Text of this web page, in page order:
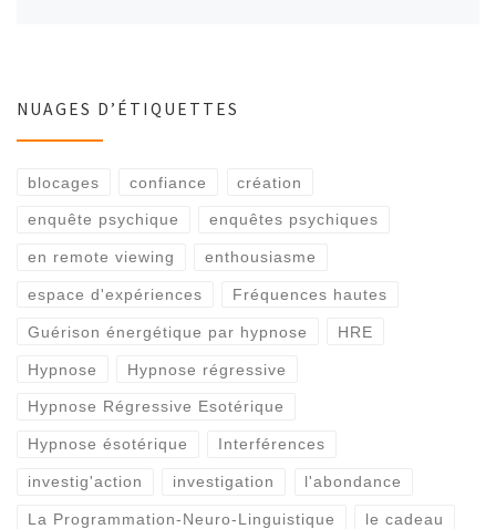
NUAGES D’ÉTIQUETTES
blocages confiance création
enquête psychique enquêtes psychiques
en remote viewing enthousiasme
espace d'expériences Fréquences hautes
Guérison énergétique par hypnose HRE
Hypnose Hypnose régressive
Hypnose Régressive Esotérique
Hypnose ésotérique Interférences
investig'action investigation l'abondance
La Programmation-Neuro-Linguistique le cadeau